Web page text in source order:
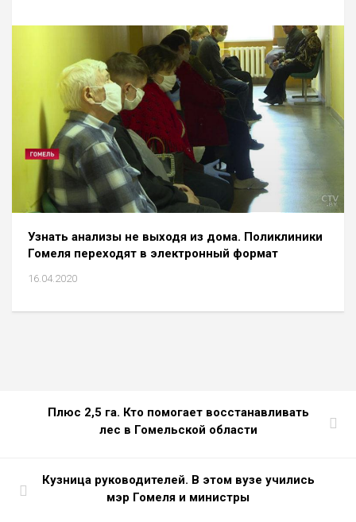
Узнать анализы не выходя из дома. Поликлиники
Гомеля переходят в электронный формат
16.04.2020
Плюс 2,5 га. Кто помогает восстанавливать
лес в Гомельской области
Кузница руководителей. В этом вузе учились
мэр Гомеля и министры